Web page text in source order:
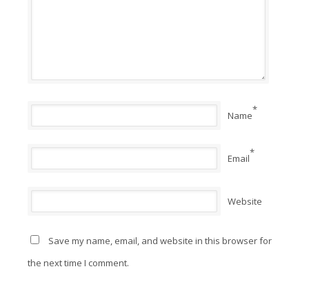
Name*
Email*
Website
Save my name, email, and website in this browser for
the next time I comment.